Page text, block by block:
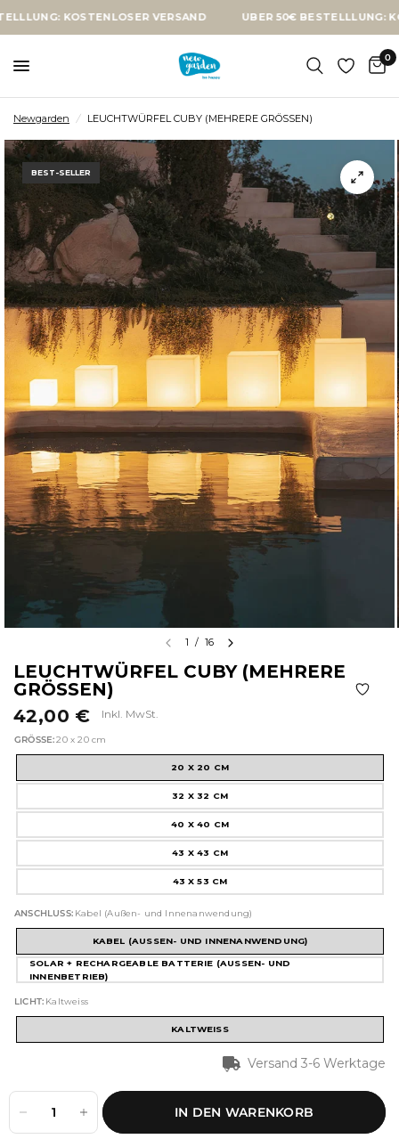
KOSTENLOSER VERSAND ÜBER 50€ BESTELLLUNG:
0
Newgarden / LEUCHTWÜRFEL CUBY (MEHRERE GRÖSSEN)
BEST-SELLER
1 / 16
LEUCHTWÜRFEL CUBY (MEHRERE
GRÖSSEN)
42,00 €
Inkl. MwSt.
GRÖSSE: 20 x 20 cm
20 X 20 CM
32 X 32 CM
40 X 40 CM
43 X 43 CM
43 X 53 CM
ANSCHLUSS: Kabel (Außen- und Innenanwendung)
KABEL (AUSSEN- UND INNENANWENDUNG)
SOLAR + RECHARGEABLE BATTERIE (AUSSEN- UND
INNENBETRIEB)
LICHT: Kaltweiss
KALTWEISS
Versand 3-6 Werktage
IN DEN WARENKORB